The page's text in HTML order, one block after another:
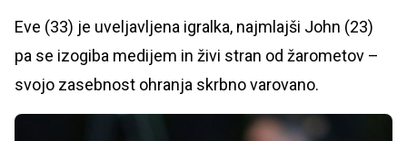
Eve (33) je uveljavljena igralka, najmlajši John (23)
pa se izogiba medijem in živi stran od žarometov –
svojo zasebnost ohranja skrbno varovano.